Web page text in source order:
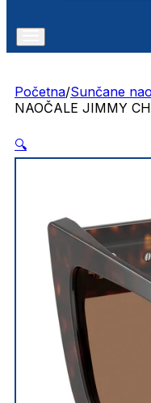
Početna/Sunčane
NAOČALE JIMMY
🔍